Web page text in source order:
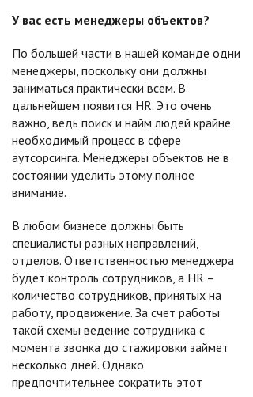
У вас есть менеджеры объектов?
По большей части в нашей команде одни
менеджеры, поскольку они должны
заниматься практически всем. В
дальнейшем появится HR. Это очень
важно, ведь поиск и найм людей крайне
необходимый процесс в сфере
аутсорсинга. Менеджеры объектов не в
состоянии уделить этому полное
внимание.
В любом бизнесе должны быть
специалисты разных направлений,
отделов. Ответственностью менеджера
будет контроль сотрудников, а HR –
количество сотрудников, принятых на
работу, продвижение. За счет работы
такой схемы ведение сотрудника с
момента звонка до стажировки займет
несколько дней. Однако
предпочтительнее сократить этот